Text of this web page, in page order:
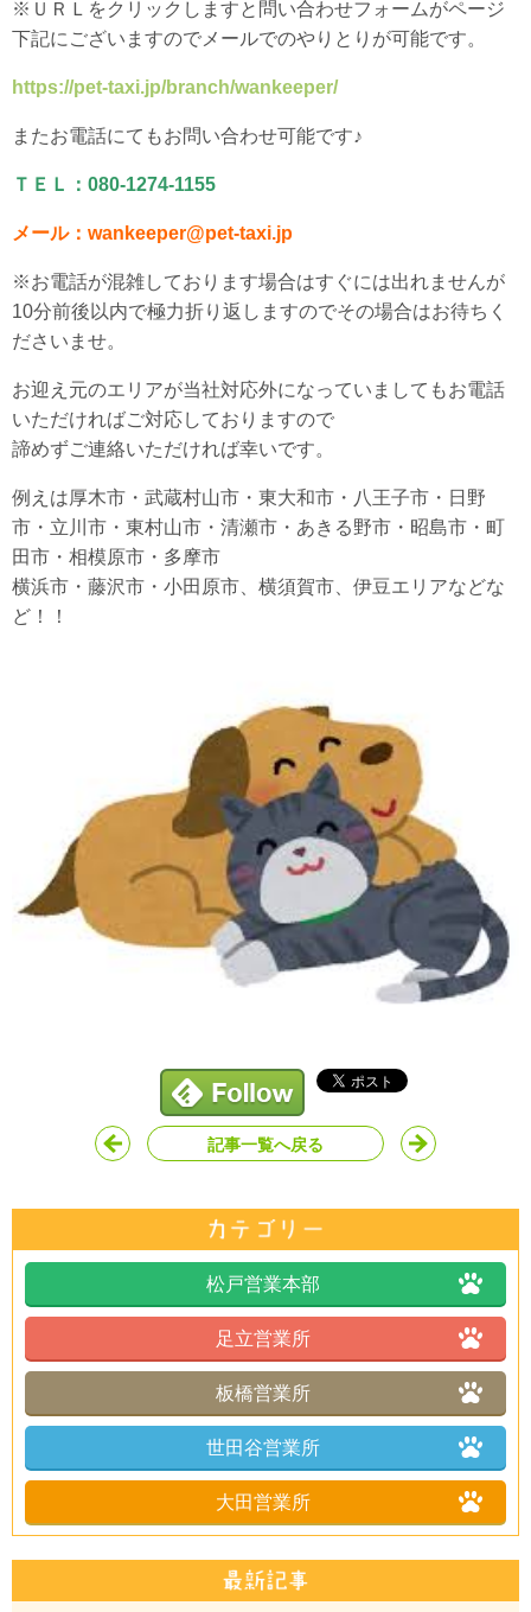
※ＵＲＬをクリックしますと問い合わせフォームがページ
下記にございますのでメールでのやりとりが可能です。
https://pet-taxi.jp/branch/wankeeper/
またお電話にてもお問い合わせ可能です♪
ＴＥＬ：080-1274-1155
メール：wankeeper@pet-taxi.jp
※お電話が混雑しております場合はすぐには出れませんが
10分前後以内で極力折り返しますのでその場合はお待ちく
ださいませ。
お迎え元のエリアが当社対応外になっていましてもお電話
いただければご対応しておりますので
諦めずご連絡いただければ幸いです。
例えは厚木市・武蔵村山市・東大和市・八王子市・日野
市・立川市・東村山市・清瀬市・あきる野市・昭島市・町
田市・相模原市・多摩市
横浜市・藤沢市・小田原市、横須賀市、伊豆エリアなどな
ど！！
記事一覧へ戻る
松戸営業本部
足立営業所
板橋営業所
世田谷営業所
大田営業所